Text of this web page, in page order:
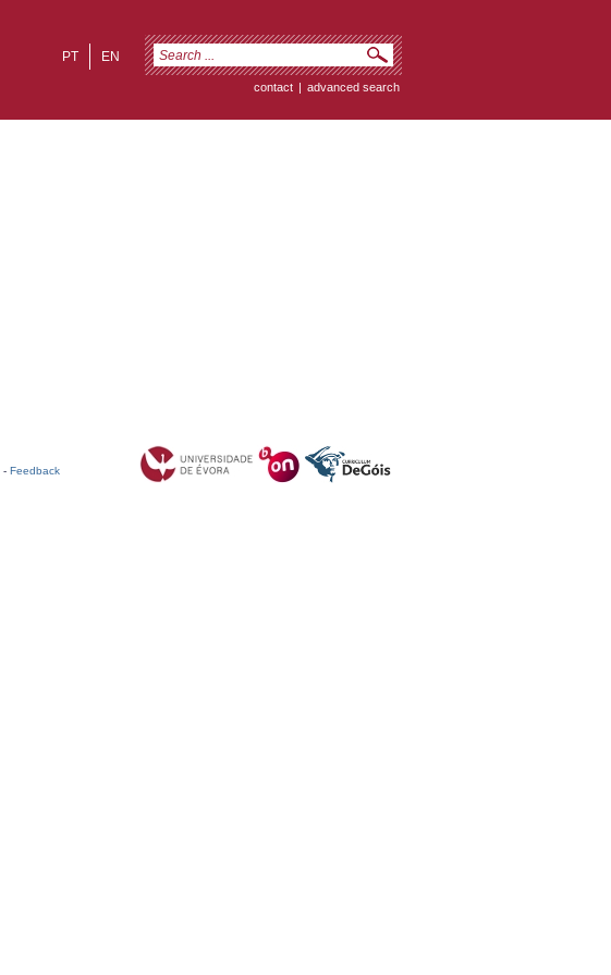
EN
PT
contact | advanced search
- Feedback